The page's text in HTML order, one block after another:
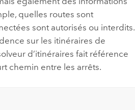
quelles routes sont
sont autorisés ou interdits.
sur les itinéraires de
d’itinéraires fait référence
chemin entre les arrêts.